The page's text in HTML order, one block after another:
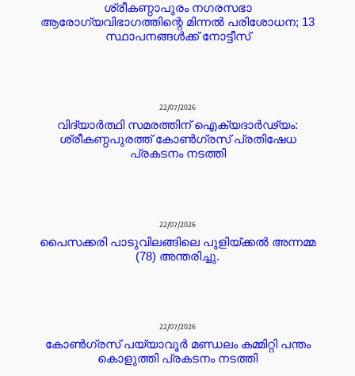
ശ്രീകണ്ഠാപുരം നഗരസഭാ
ആരോഗ്യവിഭാഗത്തിന്റെ മിന്നൽ പരിശോധന; 13
സ്ഥാപനങ്ങൾക്ക് നോട്ടീസ്
22/07/2026
വിദ്യാർത്ഥി സമരത്തിന് ഐക്യദാർഢ്യം:
ശ്രീകണ്ഠപുരത്ത് കോൺഗ്രസ് പ്രതിഷേധ
പ്രകടനം നടത്തി
22/07/2026
പൈസക്കരി പാടുവിലങ്ങിലെ പുളിയ്ക്കൽ അന്നമ്മ
(78) അന്തരിച്ചു.
22/07/2026
കോൺഗ്രസ് പയ്യാവൂർ മണ്ഡലം കമ്മിറ്റി പന്തം
കൊളുത്തി പ്രകടനം നടത്തി